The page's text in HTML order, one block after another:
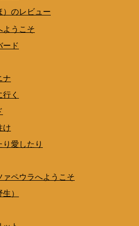
）のレビュー
ようこそ
ード
ナ
く
け
愛したり
ァペウラへようこそ
）